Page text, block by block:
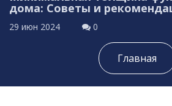
дома: Советы и
29 июн 2024 0
Главная